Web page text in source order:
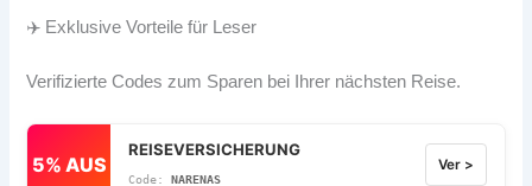
✈️ Exklusive Vorteile für Leser
Verifizierte Codes zum Sparen bei Ihrer nächsten Reise.
5% AUS
REISEVERSICHERUNG
NARENAS
Ver >